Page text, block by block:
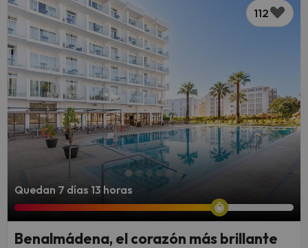
112
Quedan 7 días 13 horas
Benalmádena, el corazón más brillante